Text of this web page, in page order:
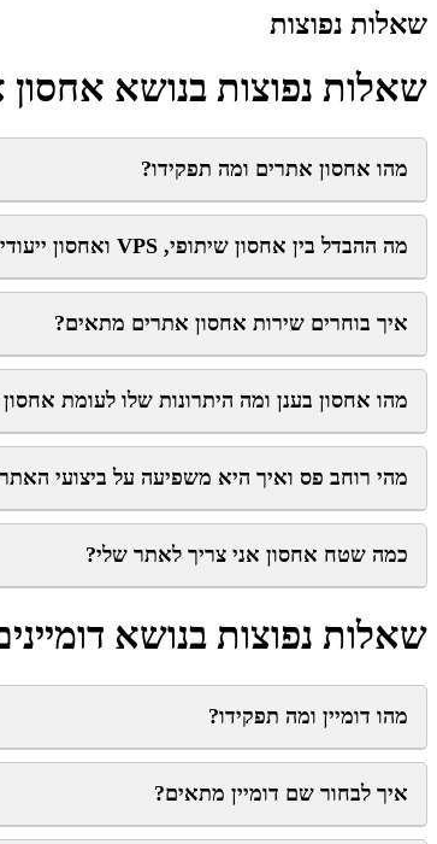
שאלות נפוצות
שאלות נפוצות בנושא
מהו אחסון אתרים ומה תפקידו?
מה ההבדל בין אחסון שיתופי, VPS ואחסון ייעודי?
איך בוחרים שירות אחסון אתרים מתאים?
מהו אחסון בענן ומה היתרונות שלו לעומת אחסון
מהי רוחב פס ואיך היא משפיעה על ביצועי
כמה שטח אחסון אני צריך לאתר שלי?
שאלות נפוצות בנושא
מהו דומיין ומה תפקידו?
איך לבחור שם דומיין מתאים?